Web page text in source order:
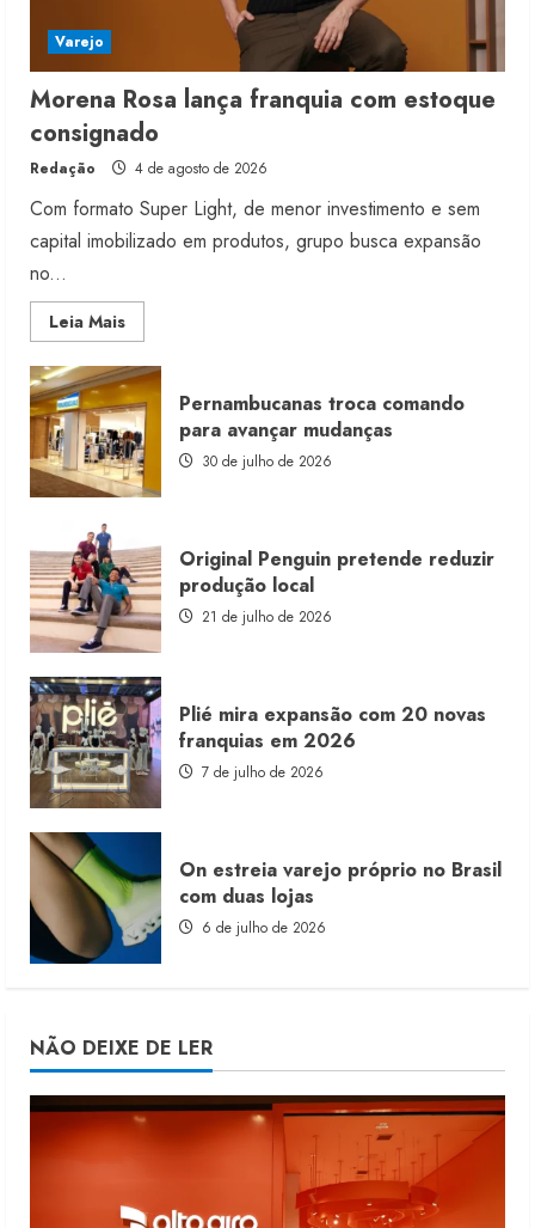
Varejo
Morena Rosa lança franquia com estoque
consignado
Redação 4 de agosto de 2026
Com formato Super Light, de menor investimento e sem
capital imobilizado em produtos, grupo busca expansão
no...
Leia MaisRead
more
Morena
Rosa
lança
franquia
com
estoque
consignado
Pernambucanas troca comando
para avançar mudanças
30 de julho de 2026
Original Penguin pretende reduzir
produção local
21 de julho de 2026
Plié mira expansão com 20 novas
franquias em 2026
7 de julho de 2026
On estreia varejo próprio no Brasil
com duas lojas
6 de julho de 2026
NÃO DEIXE DE LER